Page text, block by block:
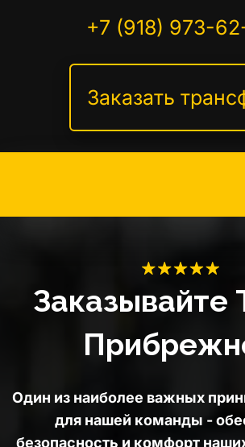
+7 (918) 973-
Заказать
Заказывайте
Один из наиболее важных
для нашей команды -
безопасность и комфорт